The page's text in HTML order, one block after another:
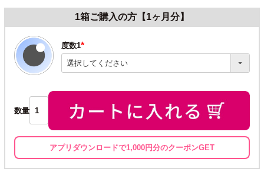
1箱ご購入の方【1ヶ月分】
度数1
(必
須)
数量
アプリダウンロードで1,000円分のクーポンGET